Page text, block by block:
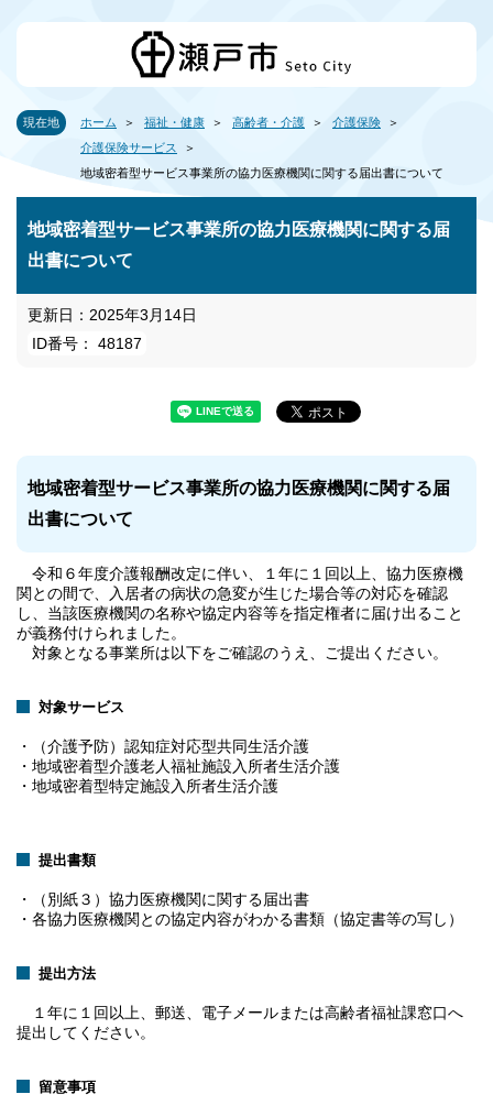
現在地 ホーム 福祉・健康 高齢者・介護
介護保険
介護保険サービス
地域密着型サービス事業所の協力医療機関に関する届出書について
地域密着型サービス事業所の協力医療機関に関する届
出書について
更新日：2025年3月14日
ID番号： 48187
地域密着型サービス事業所の協力医療機関に関する届
出書について
令和６年度介護報酬改定に伴い、１年に１回以上、協力医療機
関との間で、入居者の病状の急変が生じた場合等の対応を確認
し、当該医療機関の名称や協定内容等を指定権者に届け出ること
が義務付けられました。
対象となる事業所は以下をご確認のうえ、ご提出ください。
対象サービス
・（介護予防）認知症対応型共同生活介護
・地域密着型介護老人福祉施設入所者生活介護
・地域密着型特定施設入所者生活介護
提出書類
・（別紙３）協力医療機関に関する届出書
・各協力医療機関との協定内容がわかる書類（協定書等の写し）
提出方法
１年に１回以上、郵送、電子メールまたは高齢者福祉課窓口へ
提出してください。
留意事項